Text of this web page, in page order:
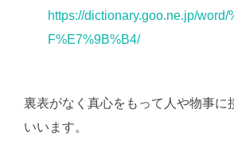
https://dictionary.goo.ne.jp/word/
F%E7%9B%B4/
裏表がなく真心をもって人や物事に
いいます。